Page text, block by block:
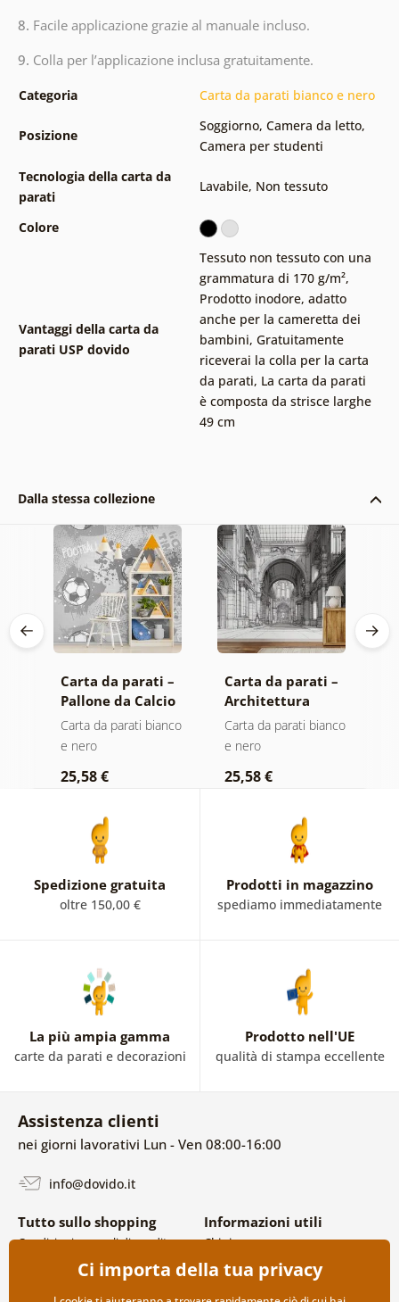
8. Facile applicazione grazie al manuale incluso.
9. Colla per l’applicazione inclusa gratuitamente.
Categoria Carta da parati bianco e nero
Posizione
Soggiorno, Camera da letto,
Camera per studenti
Tecnologia della carta da
parati
Lavabile, Non tessuto
Colore
Vantaggi della carta da
parati USP dovido
Tessuto non tessuto con una
grammatura di 170 g/m²,
Prodotto inodore, adatto
anche per la cameretta dei
bambini, Gratuitamente
riceverai la colla per la carta
da parati, La carta da parati
è composta da strisce larghe
49 cm
Dalla stessa collezione
Carta da parati –
Pallone da Calcio
in Grigio
Carta da parati bianco
e nero
25,58 €
Carta da parati –
Architettura
storica in bianco
e nero
Carta da parati bianco
e nero
25,58 €
Spedizione gratuita
oltre 150,00 €
Prodotti in magazzino
spediamo immediatamente
La più ampia gamma
carte da parati e decorazioni
Prodotto nell'UE
qualità di stampa eccellente
Assistenza clienti
nei giorni lavorativi Lun - Ven 08:00-16:00
info@dovido.it
Tutto sullo shopping
Condizioni generali di vendita e
Politica sulla privacy
Opzioni di spedizione e
Informazioni utili
Chi siamo
FAQ
Contatti
Collaborazione all’ingrosso
Ci importa della tua privacy